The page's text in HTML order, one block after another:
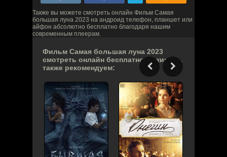
Также вы можете смотреть онлайн Фильм Самая
большая луна 2023 на андроид телефон, планшет или
айфон абсолютно бесплатно благодаря нашим
современным плеерам.
Фильм Самая большая луна 2023
смотреть онлайн бесплатно на киного,
также рекомендуем: